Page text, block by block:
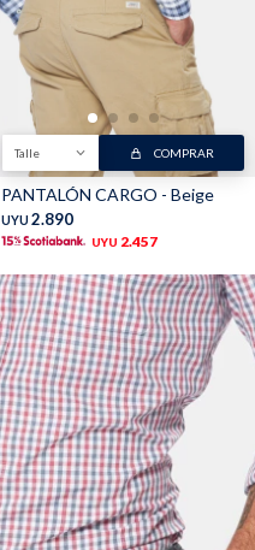
Talle COMPRAR
PANTALÓN CARGO - Beige
UYU 2.890
UYU 2.457